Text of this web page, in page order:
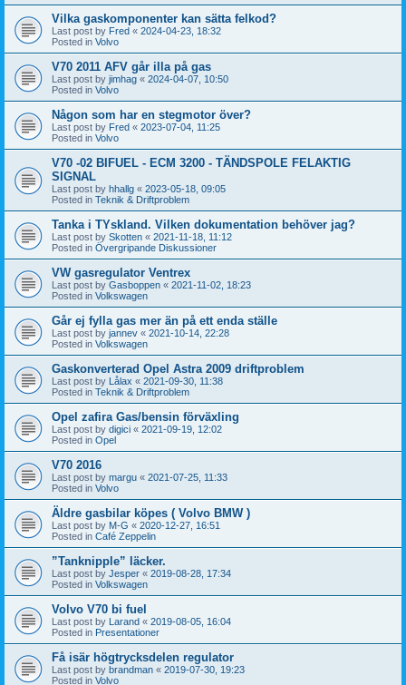
Vilka gaskomponenter kan sätta felkod?
Last post by Fred « 2024-04-23, 18:32
Posted in Volvo
V70 2011 AFV går illa på gas
Last post by jimhag « 2024-04-07, 10:50
Posted in Volvo
Någon som har en stegmotor över?
Last post by Fred « 2023-07-04, 11:25
Posted in Volvo
V70 -02 BIFUEL - ECM 3200 - TÄNDSPOLE FELAKTIG
SIGNAL
Last post by hhallg « 2023-05-18, 09:05
Posted in Teknik & Driftproblem
Tanka i TYskland. Vilken dokumentation behöver jag?
Last post by Skotten « 2021-11-18, 11:12
Posted in Övergripande Diskussioner
VW gasregulator Ventrex
Last post by Gasboppen « 2021-11-02, 18:23
Posted in Volkswagen
Går ej fylla gas mer än på ett enda ställe
Last post by jannev « 2021-10-14, 22:28
Posted in Volkswagen
Gaskonverterad Opel Astra 2009 driftproblem
Last post by Lålax « 2021-09-30, 11:38
Posted in Teknik & Driftproblem
Opel zafira Gas/bensin förväxling
Last post by digici « 2021-09-19, 12:02
Posted in Opel
V70 2016
Last post by margu « 2021-07-25, 11:33
Posted in Volvo
Äldre gasbilar köpes ( Volvo BMW )
Last post by M-G « 2020-12-27, 16:51
Posted in Café Zeppelin
”Tanknipple” läcker.
Last post by Jesper « 2019-08-28, 17:34
Posted in Volkswagen
Volvo V70 bi fuel
Last post by Larand « 2019-08-05, 16:04
Posted in Presentationer
Få isär högtrycksdelen regulator
Last post by brandman « 2019-07-30, 19:23
Posted in Volvo